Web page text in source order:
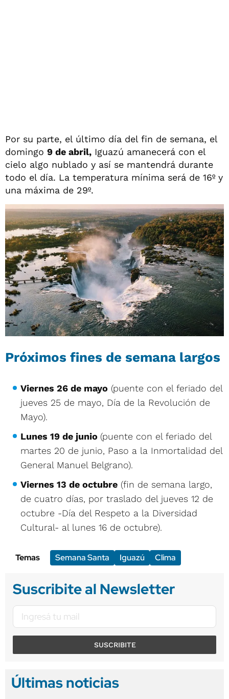
Por su parte, el último día del fin de semana, el
domingo 9 de abril, Iguazú amanecerá con el
cielo algo nublado y así se mantendrá durante
todo el día. La temperatura mínima será de 16º y
una máxima de 29º.
Próximos fines de semana largos
Viernes 26 de mayo (puente con el feriado del
jueves 25 de mayo, Día de la Revolución de
Mayo).
Lunes 19 de junio (puente con el feriado del
martes 20 de junio, Paso a la Inmortalidad del
General Manuel Belgrano).
Viernes 13 de octubre (fin de semana largo,
de cuatro días, por traslado del jueves 12 de
octubre -Día del Respeto a la Diversidad
Cultural- al lunes 16 de octubre).
Temas Semana Santa Iguazú Clima
Suscribite al Newsletter
SUSCRIBITE
Últimas noticias